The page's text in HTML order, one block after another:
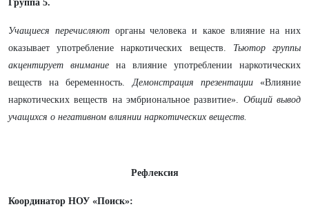
Группа 5.
Учащиеся перечисляюторганы человека и какое влияние на них
оказывает употребление наркотических веществ. Тьютор группы
акцентирует внимание на влияние употреблении наркотических
веществ на беременность.Демонстрация презентации«Влияние
наркотических веществ на эмбриональное развитие». Общий вывод
учащихся о негативном влиянии наркотических веществ.
Рефлексия
Координатор НОУ «Поиск»: